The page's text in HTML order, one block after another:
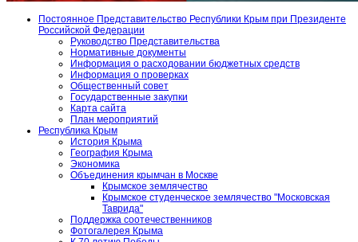
Постоянное Представительство Республики Крым при Президенте
Российской Федерации
Руководство Представительства
Нормативные документы
Информация о расходовании бюджетных средств
Информация о проверках
Общественный совет
Государственные закупки
Карта сайта
План мероприятий
Республика Крым
История Крыма
География Крыма
Экономика
Объединения крымчан в Москве
Крымское землячество
Крымское студенческое землячество "Московская
Таврида"
Поддержка соотечественников
Фотогалерея Крыма